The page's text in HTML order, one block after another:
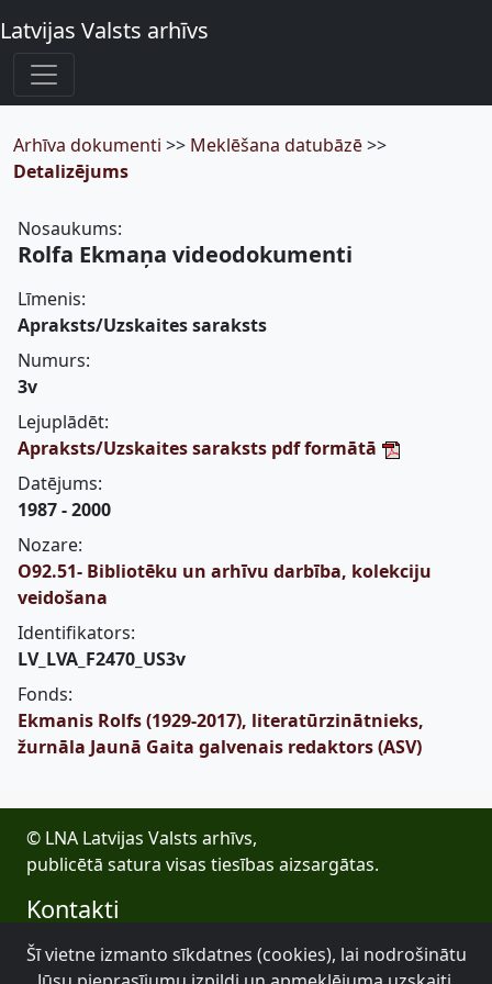
Latvijas Valsts arhīvs
Arhīva dokumenti >> Meklēšana datubāzē>>
Detalizējums
Nosaukums:
Rolfa Ekmaņa videodokumenti
Līmenis:
Apraksts/Uzskaites saraksts
Numurs:
3v
Lejuplādēt:
Apraksts/Uzskaites saraksts pdf formātā
Datējums:
1987 - 2000
Nozare:
O92.51- Bibliotēku un arhīvu darbība, kolekciju
veidošana
Identifikators:
LV_LVA_F2470_US3v
Fonds:
Ekmanis Rolfs (1929-2017), literatūrzinātnieks,
žurnāla Jaunā Gaita galvenais redaktors (ASV)
© LNA Latvijas Valsts arhīvs,
publicētā satura visas tiesības aizsargātas.
Kontakti
E-pasts: lva@arhivi.gov.lv
Tālrunis: +371 20027447
Šī vietne izmanto sīkdatnes (cookies), lai nodrošinātu